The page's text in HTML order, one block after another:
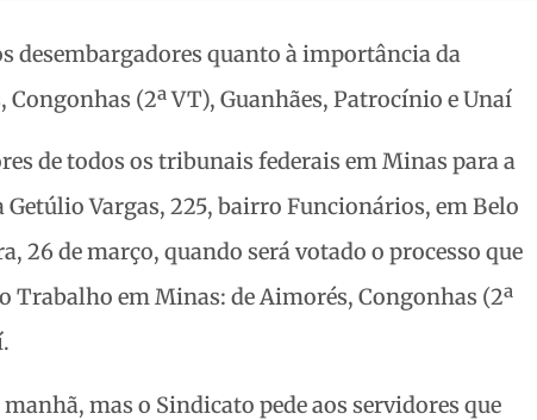
desembargadores quanto à importância da
(2ª VT), Guanhães, Patrocínio e Unaí
de todos os tribunais federais em Minas para a
Getúlio Vargas, 225, bairro Funcionários, em Belo
26 de março, quando será votado o processo que
Trabalho em Minas: de Aimorés, Congonhas (2ª
mas o Sindicato pede aos servidores que